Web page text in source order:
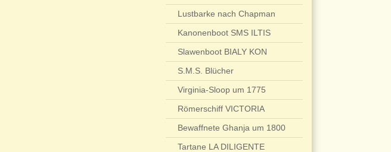
Lustbarke nach Chapman
Kanonenboot SMS ILTIS
Slawenboot BIALY KON
S.M.S. Blücher
Virginia-Sloop um 1775
Römerschiff VICTORIA
Bewaffnete Ghanja um 1800
Tartane LA DILIGENTE